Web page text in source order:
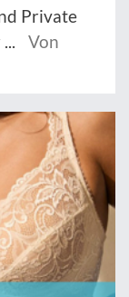
Private
Von